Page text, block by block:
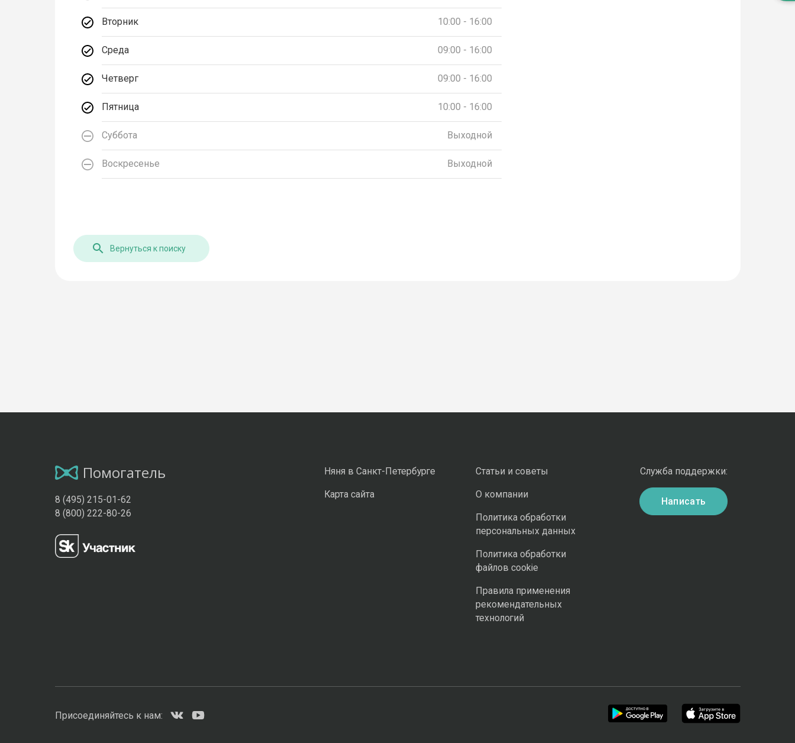
Вторник 10:00 - 16:00
Среда 09:00 - 16:00
Четверг 09:00 - 16:00
Пятница 10:00 - 16:00
Суббота Выходной
Воскресенье Выходной
Вернуться к поиску
Помогатель
8 (495) 215-01-62
8 (800) 222-80-26
Няня в Санкт-Петербурге
Карта сайта
Статьи и советы
О компании
Политика обработки
персональных данных
Политика обработки
файлов cookie
Правила применения
рекомендательных
технологий
Служба поддержки:
Написать
Присоединяйтесь к нам: